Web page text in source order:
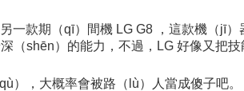
一款期（qī）間機 LG G8 ，這款機（jī
（shēn）的能力，不過，LG 好像又把
），大概率會被路（lù）人當成傻子吧。